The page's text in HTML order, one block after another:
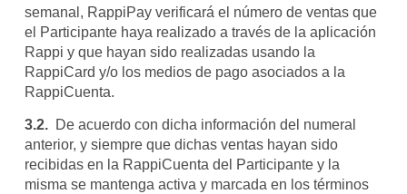
semanal, RappiPay verificará el número de ventas que
el Participante haya realizado a través de la aplicación
Rappi y que hayan sido realizadas usando la
RappiCard y/o los medios de pago asociados a la
RappiCuenta.
3.2.De acuerdo con dicha información del numeral
anterior, y siempre que dichas ventas hayan sido
recibidas en la RappiCuenta del Participante y la
misma se mantenga activa y marcada en los términos